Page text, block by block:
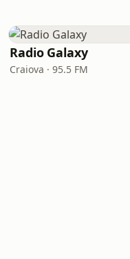
Radio Galaxy
Craiova · 95.5 FM